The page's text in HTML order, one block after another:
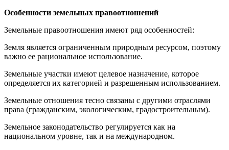
Особенности земельных правоотношений
Земельные правоотношения имеют ряд особенностей:
Земля является ограниченным природным ресурсом, поэтому
важно ее рациональное использование.
Земельные участки имеют целевое назначение, которое
определяется их категорией и разрешенным использованием.
Земельные отношения тесно связаны с другими отраслями
права (гражданским, экологическим, градостроительным).
Земельное законодательство регулируется как на
национальном уровне, так и на международном.